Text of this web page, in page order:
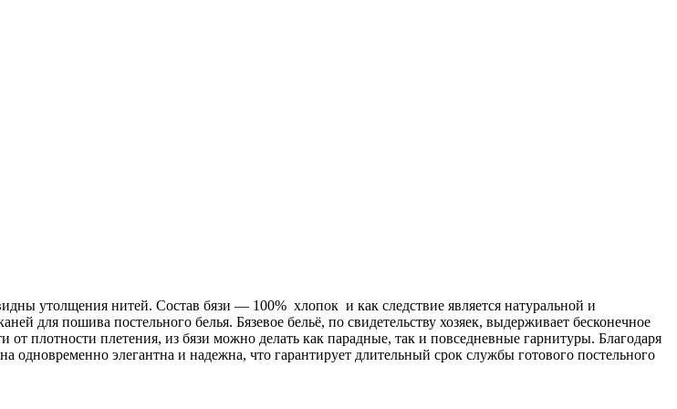
утолщения нитей. Состав бязи ― 100% хлопок и как следствие является натуральной и
для пошива постельного белья. Бязевое бельё, по свидетельству хозяек, выдерживает бесконечное
плотности плетения, из бязи можно делать как парадные, так и повседневные гарнитуры. Благодаря
элегантна и надежна, что гарантирует длительный срок службы готового постельного